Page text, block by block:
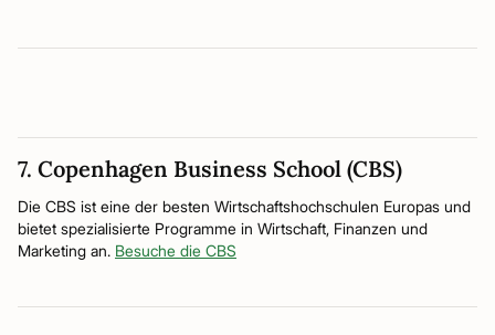
7. Copenhagen Business School (CBS)
Die CBS ist eine der besten Wirtschaftshochschulen Europas und
bietet spezialisierte Programme in Wirtschaft, Finanzen und
Marketing an. Besuche die CBS